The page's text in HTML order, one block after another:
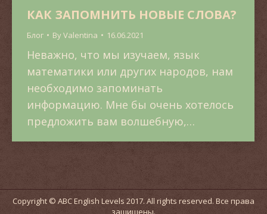
КАК ЗАПОМНИТЬ НОВЫЕ СЛОВА?
Блог ByValentina 16.06.2021
Неважно, что мы изучаем, язык
математики или других народов, нам
необходимо запоминать
информацию. Мне бы очень хотелось
предложить вам волшебную,…
Copyright © ABC English Levels 2017. All rights reserved. Все права
защищены.